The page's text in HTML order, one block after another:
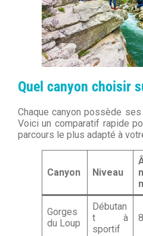
Quel canyon choisir
Chaque canyon possède
Voici un comparatif rapide
parcours le plus adapté à
Canyon Niveau
Gorges
du Loup
Débutan
t à
sportif